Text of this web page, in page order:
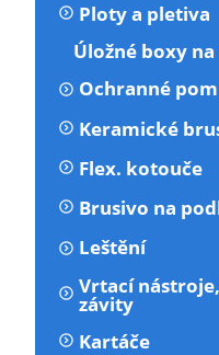
Ploty a pletiva
Úložné boxy
Ochranné
Keramické
Flex. kotouče
Brusivo na
Leštění
Vrtací
závity
Kartáče